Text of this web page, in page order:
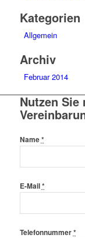
Kategorien
Allgemein
Archiv
Februar 2014
Nutzen
Name*
E-Mail*
Telefonnummer*